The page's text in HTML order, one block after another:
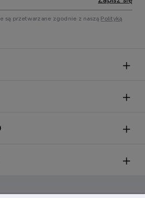
są przetwarzane zgodnie z naszą Polityką